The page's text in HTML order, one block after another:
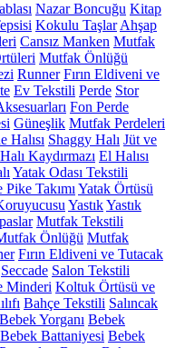
Nazar Boncuğu Kitap
Kokulu Taşlar Ahşap
Cansız Manken Mutfak
Mutfak Önlüğü
Runner Fırın Eldiveni ve
Ev Tekstili Perde Stor
Fon Perde
Güneşlik Mutfak Perdeleri
Halısı Shaggy Halı Jüt ve
Halı Kaydırmazı El Halısı
Yatak Odası Tekstili
Pike Takımı Yatak Örtüsü
YastıkYastık
Mutfak Tekstili
Önlüğü Mutfak
Fırın Eldiveni ve Tutacak
Seccade Salon Tekstili
Minderi Koltuk Örtüsü ve
Bahçe Tekstili Salıncak
Bebek Yorganı Bebek
Bebek Battaniyesi Bebek